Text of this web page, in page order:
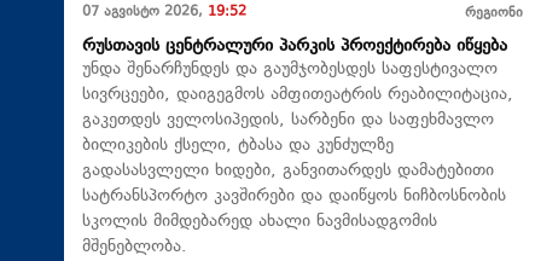
07 აგვისტო 2026, 19:52 რეგიონი
რუსთავის ცენტრალური პარკის პროექტირება იწყება
უნდა შენარჩუნდეს და გაუმჯობესდეს საფესტივალო
სივრცეები, დაიგეგმოს ამფითეატრის რეაბილიტაცია,
გაკეთდეს ველოსიპედის, სარბენი და საფეხმავლო
ბილიკების ქსელი, ტბასა და კუნძულზე
გადასასვლელი ხიდები, განვითარდეს დამატებითი
სატრანსპორტო კავშირები და დაიწყოს ნიჩბოსნობის
სკოლის მიმდებარედ ახალი ნავმისადგომის
მშენებლობა.